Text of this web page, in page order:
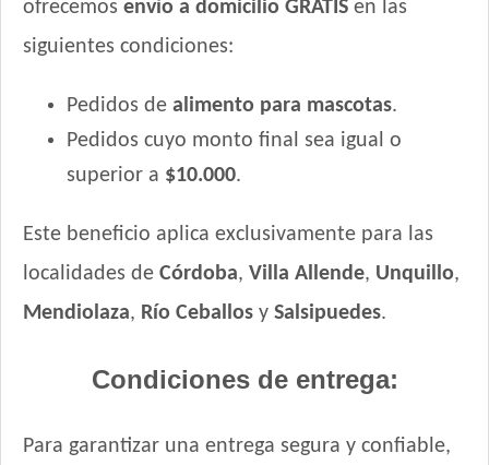
ofrecemos envío a domicilio GRATIS en las
siguientes condiciones:
Pedidos de alimento para mascotas.
Pedidos cuyo monto final sea igual o
superior a $10.000.
Este beneficio aplica exclusivamente para las
localidades de Córdoba, Villa Allende, Unquillo,
Mendiolaza, Río Ceballos y Salsipuedes.
Condiciones de entrega:
Para garantizar una entrega segura y confiable,